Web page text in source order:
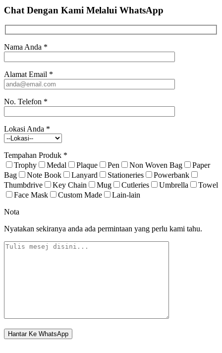
Chat Dengan Kami Melalui WhatsApp
Nama Anda *
Alamat Email *
No. Telefon *
Lokasi Anda *
Tempahan Produk *
Trophy
Medal Plaque Pen Non Woven Bag
Paper
Bag
Note Book Lanyard Stationeries
Powerbank
Thumbdrive
Key Chain Mug Cutleries Umbrella
Towel
Face Mask
Custom Made
Lain-lain
Nota
Nyatakan sekiranya anda ada permintaan yang perlu kami tahu.